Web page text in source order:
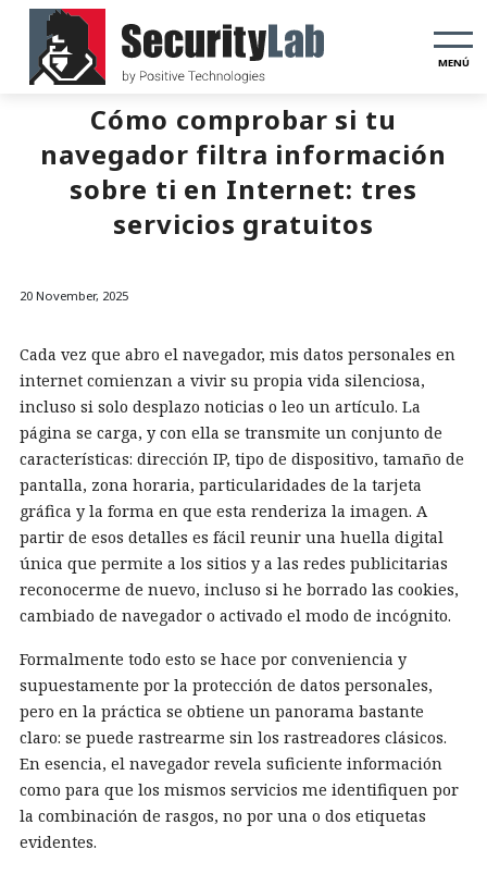
MENÚ
Cómo comprobar si tu
navegador filtra información
sobre ti en Internet: tres
servicios gratuitos
20 November, 2025
Cada vez que abro el navegador, mis datos personales en
internet comienzan a vivir su propia vida silenciosa,
incluso si solo desplazo noticias o leo un artículo. La
página se carga, y con ella se transmite un conjunto de
características: dirección IP, tipo de dispositivo, tamaño de
pantalla, zona horaria, particularidades de la tarjeta
gráfica y la forma en que esta renderiza la imagen. A
partir de esos detalles es fácil reunir una huella digital
única que permite a los sitios y a las redes publicitarias
reconocerme de nuevo, incluso si he borrado las cookies,
cambiado de navegador o activado el modo de incógnito.
Formalmente todo esto se hace por conveniencia y
supuestamente por la protección de datos personales,
pero en la práctica se obtiene un panorama bastante
claro: se puede rastrearme sin los rastreadores clásicos.
En esencia, el navegador revela suficiente información
como para que los mismos servicios me identifiquen por
la combinación de rasgos, no por una o dos etiquetas
evidentes.